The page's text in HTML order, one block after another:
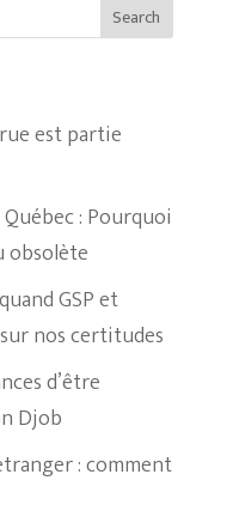
Search
est partie
: Pourquoi
obsolète
GSP et
nos certitudes
d’être
Djob
: comment